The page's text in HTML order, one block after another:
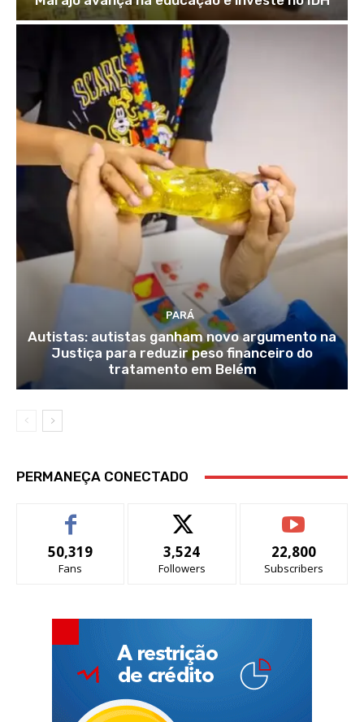
PARÁ
Autistas: autistas ganham novo argumento na
Justiça para reduzir peso financeiro do
tratamento em Belém
PERMANEÇA CONECTADO
50,319
Fans
3,524
Followers
22,800
Subscribers